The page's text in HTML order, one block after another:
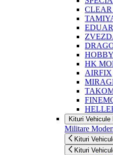
CLEAR
HK
AIRFIX
Kituri
Militare
Kituri
Kituri